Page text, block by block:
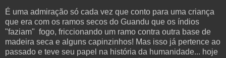
É uma admiração só cada vez que conto para uma criança
que era com os ramos secos do Guandu que os índios
"faziam" fogo, friccionando um ramo contra outra base de
madeira seca e alguns capinzinhos! Mas isso já pertence ao
passado e teve seu papel na história da humanidade... hoje